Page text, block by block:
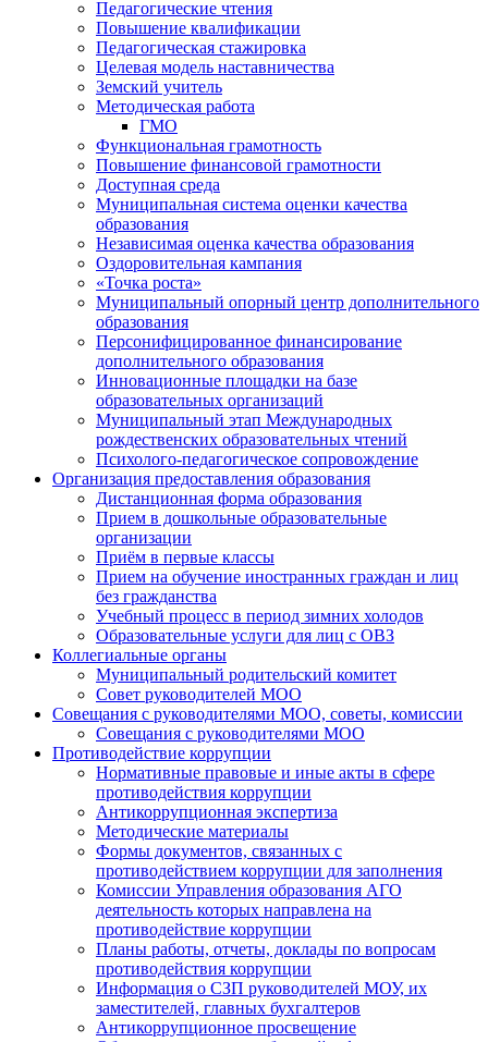
Педагогические чтения
Повышение квалификации
Педагогическая стажировка
Целевая модель наставничества
Земский учитель
Методическая работа
ГМО
Функциональная грамотность
Повышение финансовой грамотности
Доступная среда
Муниципальная система оценки качества
образования
Независимая оценка качества образования
Оздоровительная кампания
«Точка роста»
Муниципальный опорный центр дополнительного
образования
Персонифицированное финансирование
дополнительного образования
Инновационные площадки на базе
образовательных организаций
Муниципальный этап Международных
рождественских образовательных чтений
Психолого-педагогическое сопровождение
Организация предоставления образования
Дистанционная форма образования
Прием в дошкольные образовательные
организации
Приём в первые классы
Прием на обучение иностранных граждан и лиц
без гражданства
Учебный процесс в период зимних холодов
Образовательные услуги для лиц с ОВЗ
Коллегиальные органы
Муниципальный родительский комитет
Совет руководителей МОО
Совещания с руководителями МОО, советы, комиссии
Совещания с руководителями МОО
Противодействие коррупции
Нормативные правовые и иные акты в сфере
противодействия коррупции
Антикоррупционная экспертиза
Методические материалы
Формы документов, связанных с
противодействием коррупции для заполнения
Комиссии Управления образования АГО
деятельность которых направлена на
противодействие коррупции
Планы работы, отчеты, доклады по вопросам
противодействия коррупции
Информация о СЗП руководителей МОУ, их
заместителей, главных бухгалтеров
Антикоррупционное просвещение